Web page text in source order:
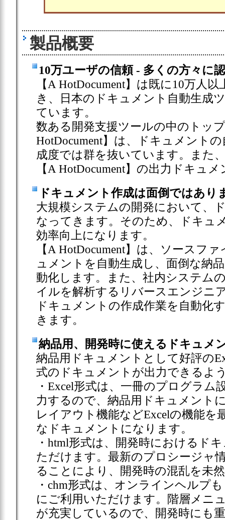
製品概要
10万ユーザの信頼 - 多くの方々に
【A HotDocument】は既に10万人
き、日本のドキュメント自動生成
ています。
数ある開発支援ツールの中のトッ
HotDocument】は、ドキュメント
成度では群を抜いています。また
【A HotDocument】の出力ドキュ
ドキュメント作成は面倒ではあり
大規模システムの開発において、
なってきます。そのため、ドキュ
効率向上になります。
【A HotDocument】は、ソースフ
ュメントを自動生成し、面倒な納
動化します。また、社内システム
イルを解析するリバースエンジニ
ドキュメントの作成作業を自動化
きます。
納品用、開発時に使えるドキュメ
納品用ドキュメントとして好評の
式のドキュメントが出力できるよ
・Excel形式は、一冊のプログラ
力するので、納品用ドキュメント
レイアウト機能などExcelの機能を
なドキュメントになります。
・html形式は、開発時におけるド
ただけます。最新のプロシージャ
ることにより、開発時の混乱を未
・chm形式は、オンラインヘルプ
にご利用いただけます。階層メニ
が充実しているので、開発時にも